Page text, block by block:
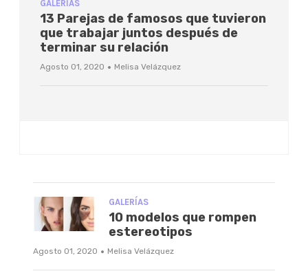
GALERÍAS
13 Parejas de famosos que tuvieron
que trabajar juntos después de
terminar su relación
Agosto 01, 2020 · Melisa Velázquez
GALERÍAS
10 modelos que rompen
estereotipos
Agosto 01, 2020 · Melisa Velázquez